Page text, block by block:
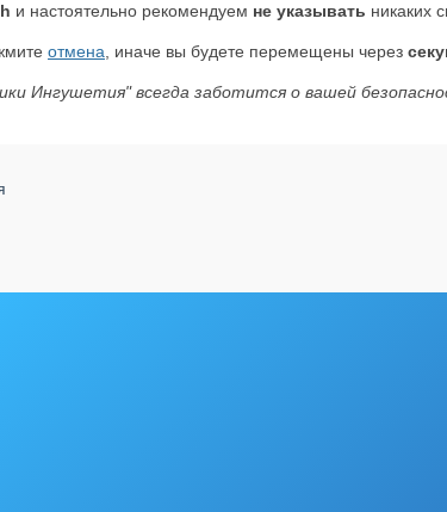
и настоятельно рекомендуем не указывать никаких
отмена , иначе вы будете перемещены через
Ингушетия" всегда заботится о вашей